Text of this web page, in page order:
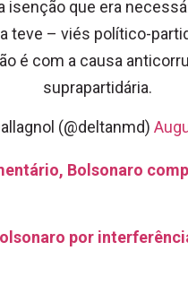
isenção que era
teve – viés político-
é com a causa
suprapartidária.
(@deltanmd)
Bolsonaro
por